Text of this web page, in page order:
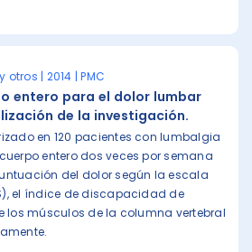
| 2014 | PMC
entero para el dolor lumbar
de la investigación.
en 120 pacientes con lumbalgia
entero dos veces por semana
del dolor según la escala
el índice de discapacidad de
los músculos de la columna vertebral